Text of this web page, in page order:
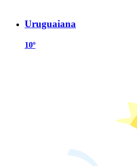
Uruguaiana
10º